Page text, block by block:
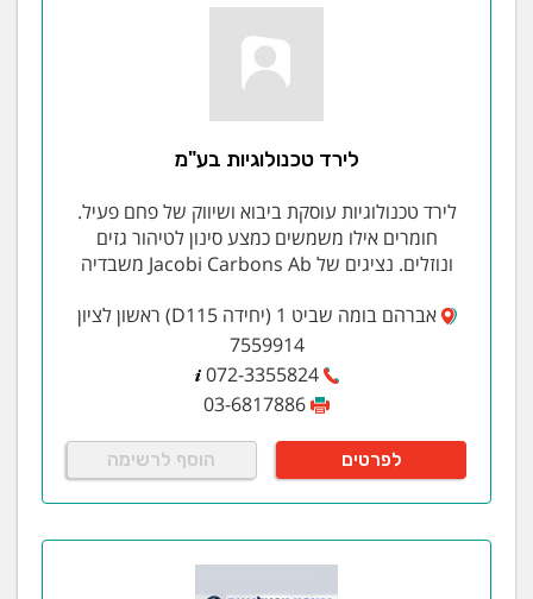
לירד טכנולוגיות בע"מ
לירד טכנולוגיות עוסקת ביבוא ושיווק של פחם פעיל.
חומרים אילו משמשים כמצע סינון לטיהור גזים
ונוזלים. נציגים של Jacobi Carbons Ab משבדיה
אברהם בומה שביט 1 (יחידה D115) ראשון לציון
7559914
072-3355824
03-6817886
לפרטים הוסף לרשימה